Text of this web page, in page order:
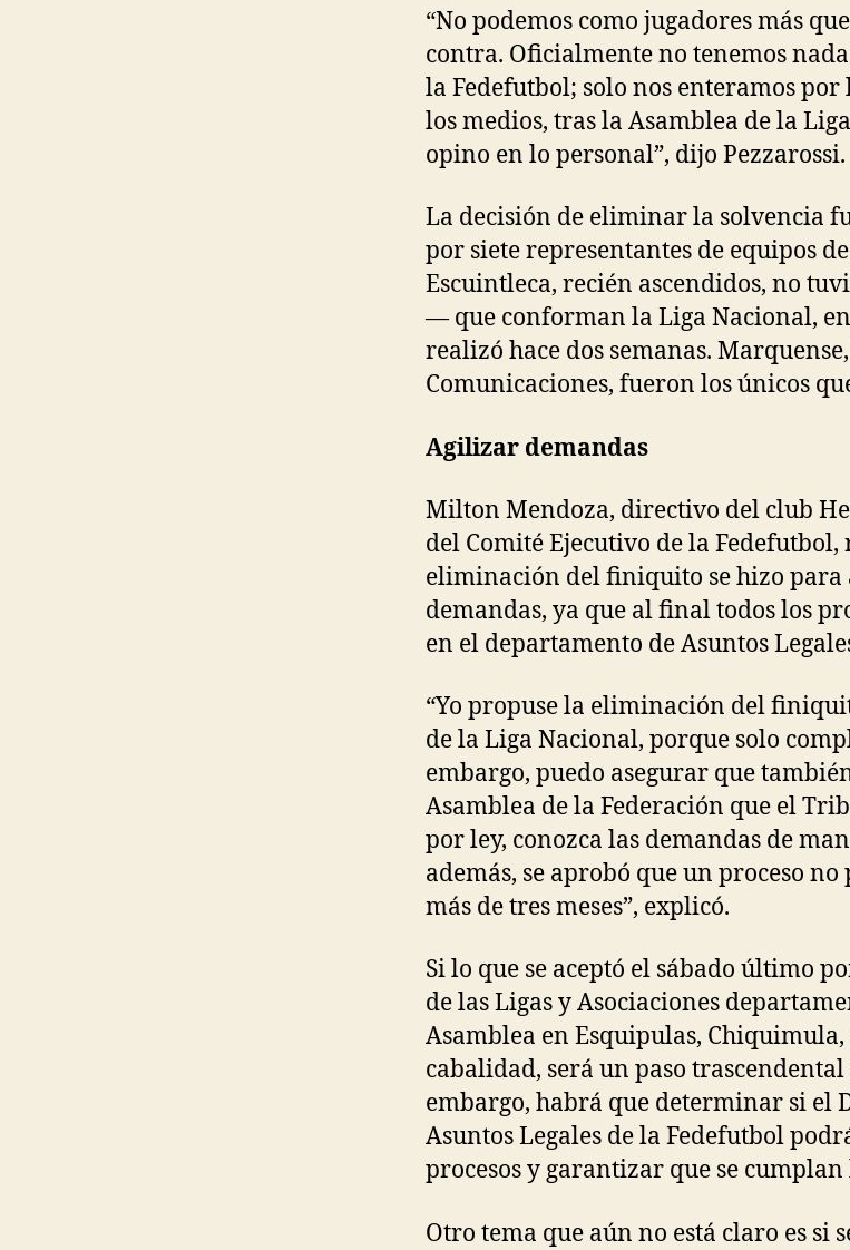
“No podemos como jugadores más
contra. Oficialmente no tenemos
la Fedefutbol; solo nos enteramos por
los medios, tras la Asamblea de la
opino en lo personal”, dijo Pezzarossi.
La decisión de eliminar la solvencia
por siete representantes de equipos
Escuintleca, recién ascendidos, no
— que conforman la Liga Nacional,
realizó hace dos semanas.
Comunicaciones, fueron los únicos
Agilizar demandas
Milton Mendoza, directivo del club
del Comité Ejecutivo de la
eliminación del finiquito se hizo para
demandas, ya que al final todos los
en el departamento de Asuntos
“Yo propuse la eliminación del
de la Liga Nacional, porque solo
embargo, puedo asegurar que
Asamblea de la Federación que el
por ley, conozca las demandas de
además, se aprobó que un proceso
más de tres meses”, explicó.
Si lo que se aceptó el sábado último
de las Ligas y Asociaciones
Asamblea en Esquipulas, Chiquimula,
cabalidad, será un paso
embargo, habrá que determinar si el
Asuntos Legales de la Fedefutbol
procesos y garantizar que se cumplan
Otro tema que aún no está claro es si